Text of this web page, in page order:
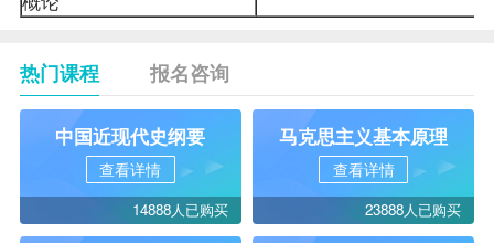
热门课程 报名咨询
中国近现代史纲要
查看详情
14888人已购买
马克思主义基本原理
查看详情
23888人已购买